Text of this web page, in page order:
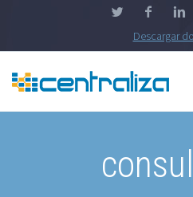
Descargar